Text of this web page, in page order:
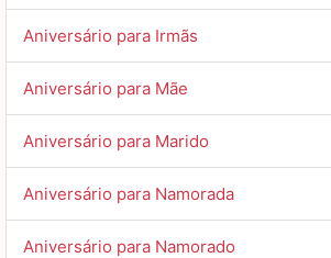
Aniversário para Irmãs
Aniversário para Mãe
Aniversário para Marido
Aniversário para Namorada
Aniversário para Namorado